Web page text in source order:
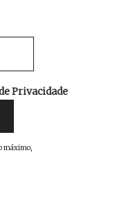
Privacidade
máximo,